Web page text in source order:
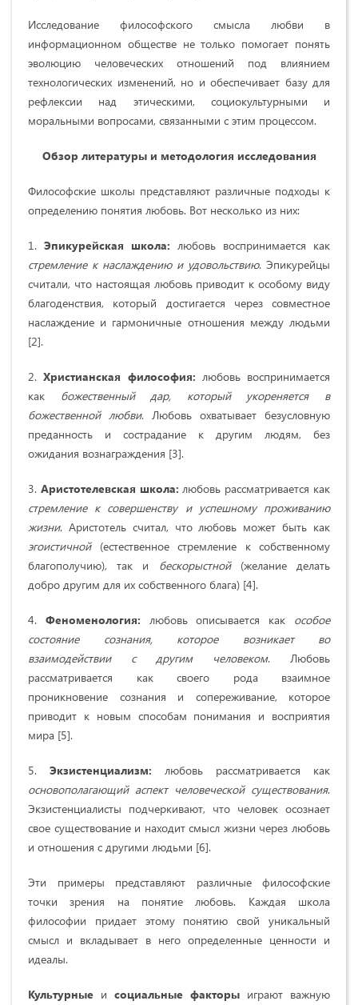
Исследование философского смысла любви в
информационном обществе не только помогает понять
эволюцию человеческих отношений под влиянием
технологических изменений, но и обеспечивает базу для
рефлексии над этическими, социокультурными и
моральными вопросами, связанными с этим процессом.
Обзор литературы и методология исследования
Философские школы представляют различные подходы к
определению понятия любовь. Вот несколько из них:
1. Эпикурейская школа: любовь воспринимается как
стремление к наслаждению и удовольствию. Эпикурейцы
считали, что настоящая любовь приводит к особому виду
благоденствия, который достигается через совместное
наслаждение и гармоничные отношения между людьми
[2].
2.Христианская философия: любовь воспринимается
как божественный дар, который укореняется в
божественной любви. Любовь охватывает безусловную
преданность и сострадание к другим людям, без
ожидания вознаграждения [3].
3. Аристотелевская школа: любовь рассматривается как
стремление к совершенству и успешному проживанию
жизни. Аристотель считал, что любовь может быть как
эгоистичной(естественное стремление к собственному
благополучию), так и бескорыстной(желание делать
добро другим для их собственного блага) [4].
4. Феноменология: любовь описывается как особое
состояние сознания, которое возникает во
взаимодействии с другим человеком. Любовь
рассматривается как своего рода взаимное
проникновение сознания и сопереживание, которое
приводит к новым способам понимания и восприятия
мира [5].
5. Экзистенциализм: любовь рассматривается как
основополагающий аспект человеческой существования.
Экзистенциалисты подчеркивают, что человек осознает
свое существование и находит смысл жизни через любовь
и отношения с другими людьми [6].
Эти примеры представляют различные философские
точки зрения на понятие любовь. Каждая школа
философии придает этому понятию свой уникальный
смысл и вкладывает в него определенные ценности и
идеалы.
Культурные и социальные факторы играют важную